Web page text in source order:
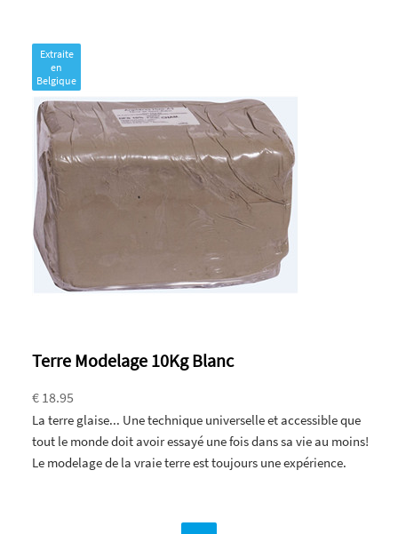
Extraite
en
Belgique
Terre Modelage 10Kg Blanc
€ 18.95
La terre glaise... Une technique universelle et accessible que
tout le monde doit avoir essayé une fois dans sa vie au moins!
Le modelage de la vraie terre est toujours une expérience.